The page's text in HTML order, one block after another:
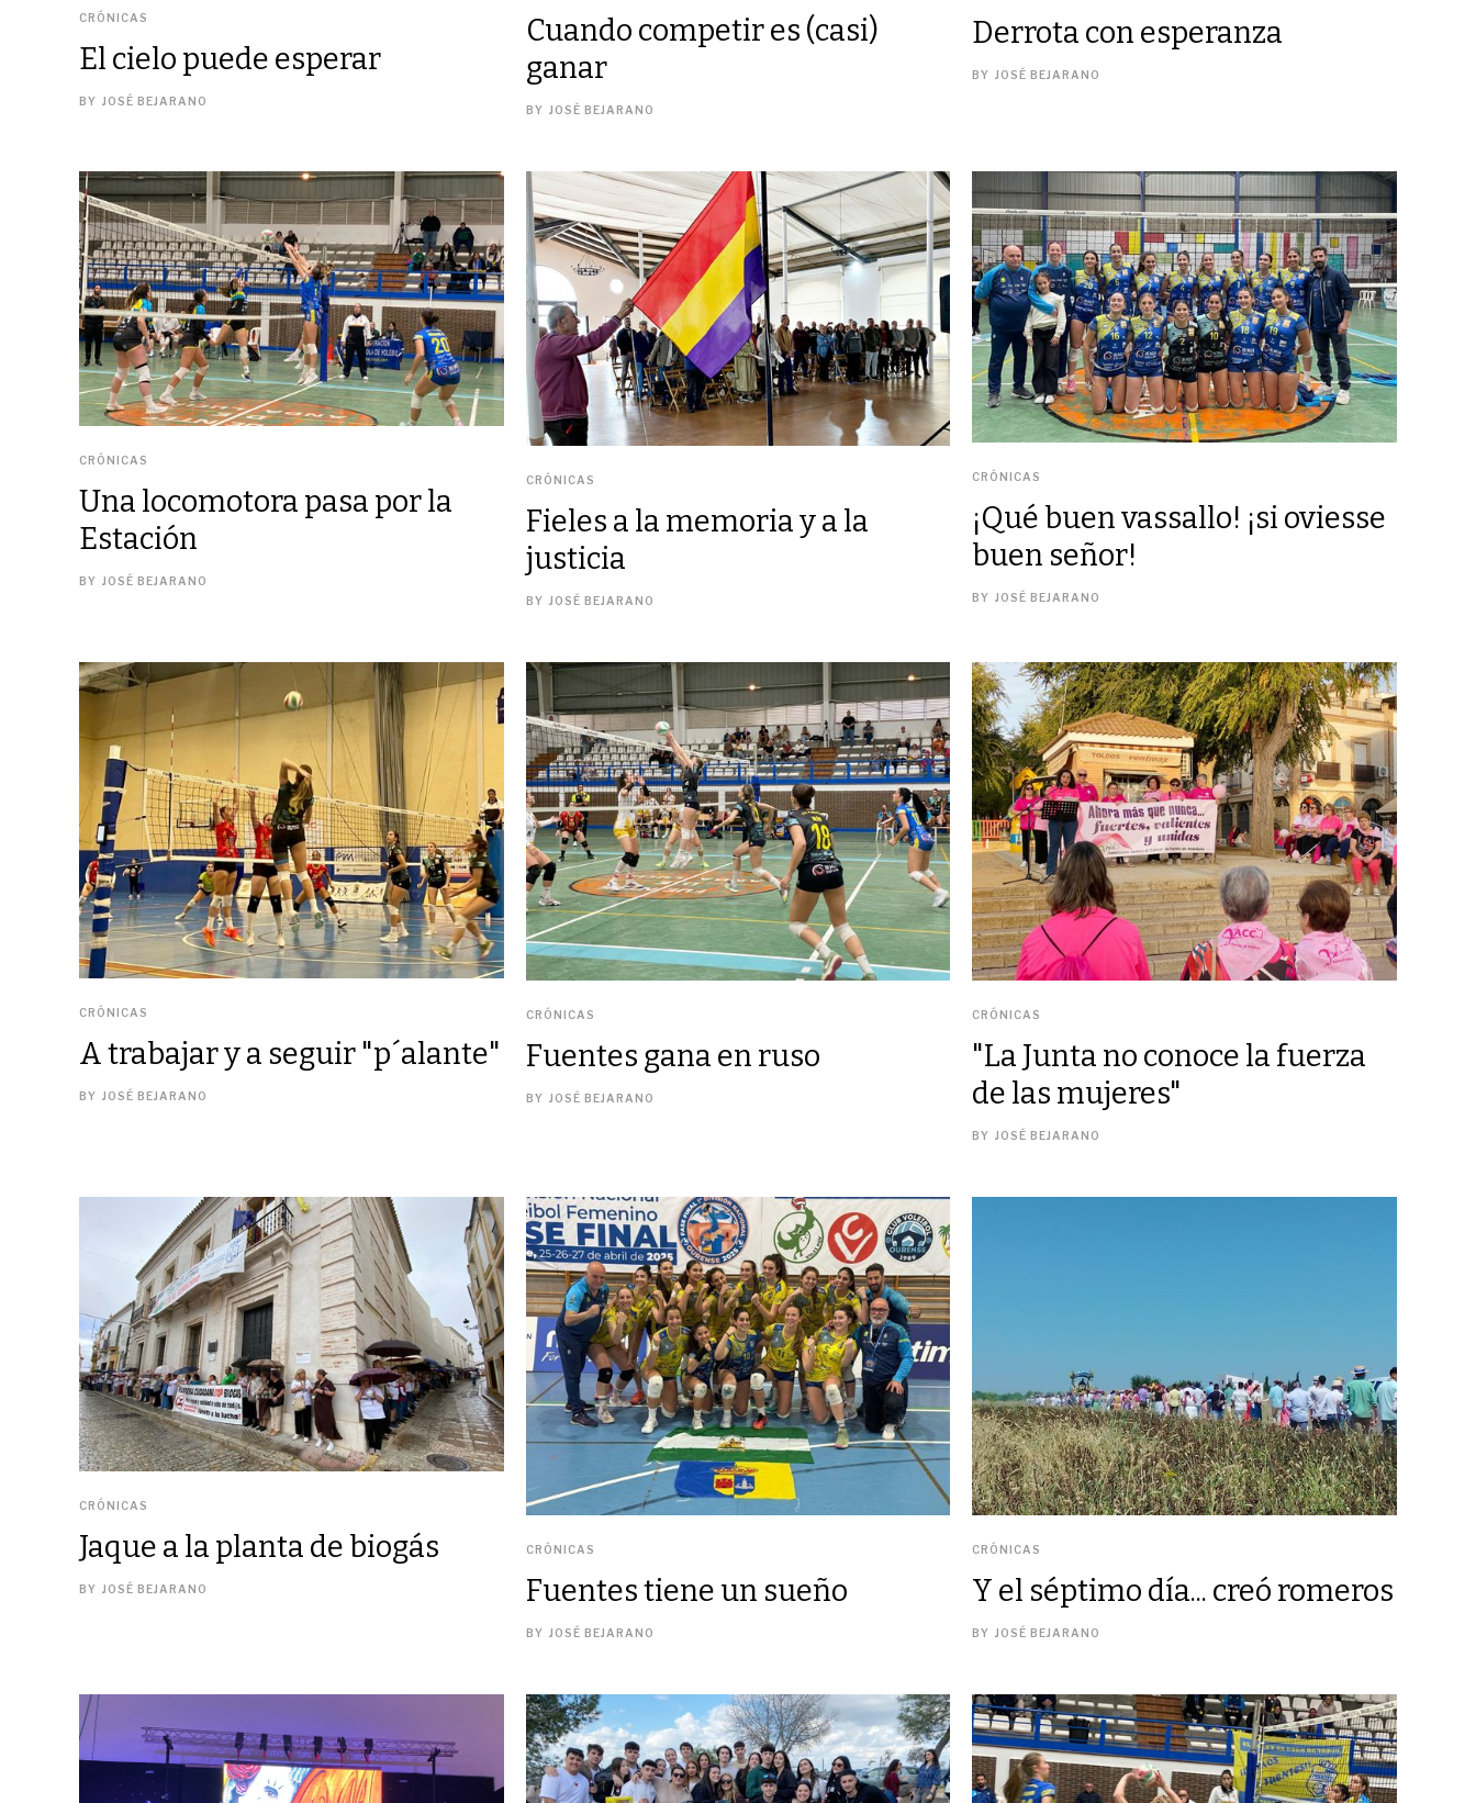
CRÓNICAS
El cielo puede esperar
BY JOSÉ BEJARANO
Cuando competir es (casi)
ganar
BY JOSÉ BEJARANO
Derrota con esperanza
BY JOSÉ BEJARANO
CRÓNICAS
Una locomotora pasa por la
Estación
BY JOSÉ BEJARANO
CRÓNICAS
Fieles a la memoria y a la
justicia
BY JOSÉ BEJARANO
CRÓNICAS
¡Qué buen vassallo! ¡si oviesse
buen señor!
BY JOSÉ BEJARANO
CRÓNICAS
A trabajar y a seguir "p´alante"
BY JOSÉ BEJARANO
CRÓNICAS
Fuentes gana en ruso
BY JOSÉ BEJARANO
CRÓNICAS
"La Junta no conoce la fuerza
de las mujeres"
BY JOSÉ BEJARANO
CRÓNICAS
Jaque a la planta de biogás
BY JOSÉ BEJARANO
CRÓNICAS
Fuentes tiene un sueño
BY JOSÉ BEJARANO
CRÓNICAS
Y el séptimo día... creó romeros
BY JOSÉ BEJARANO